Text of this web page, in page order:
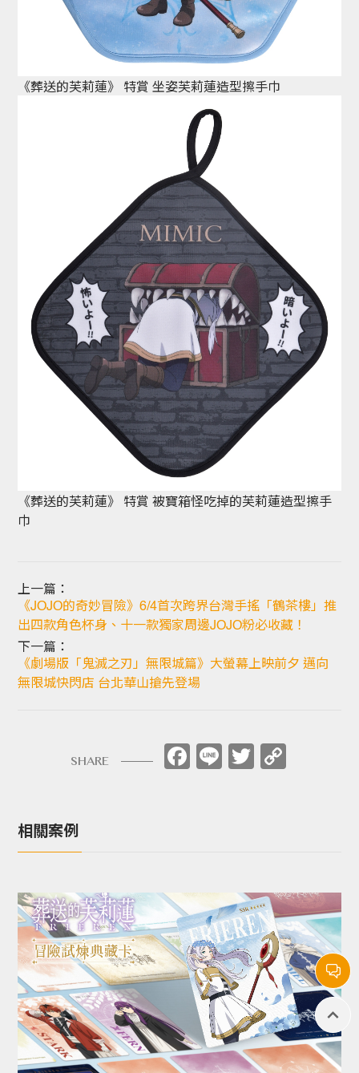
《葬送的芙莉蓮》 特賞 坐姿芙莉蓮造型擦手巾
《葬送的芙莉蓮》 特賞 被寶箱怪吃掉的芙莉蓮造型擦手
巾
上一篇：
《JOJO的奇妙冒險》6/4首次跨界台灣手搖「鶴茶樓」推
出四款角色杯身、十一款獨家周邊JOJO粉必收藏！
下一篇：
《劇場版「鬼滅之刃」無限城篇》大螢幕上映前夕 邁向
無限城快閃店 台北華山搶先登場
SHARE Facebook
LineTwitter
相關案例